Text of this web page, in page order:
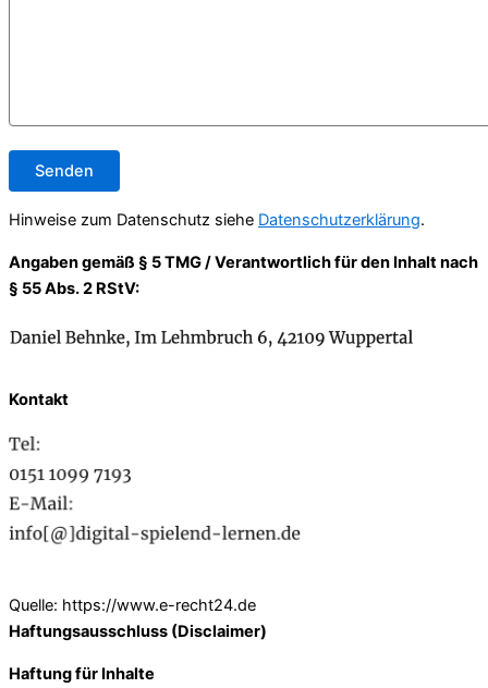
Hinweise zum Datenschutz siehe Datenschutzerklärung.
Angaben gemäß § 5 TMG / Verantwortlich für den Inhalt nach
§ 55 Abs. 2 RStV:
Kontakt
Quelle: https://www.e-recht24.de
Haftungsausschluss (Disclaimer)
Haftung für Inhalte